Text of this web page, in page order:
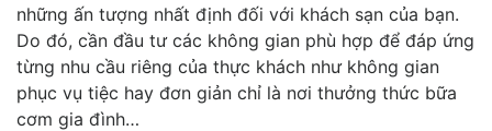
những ấn tượng nhất định đối với khách sạn của bạn.
Do đó, cần đầu tư các không gian phù hợp để đáp ứng
từng nhu cầu riêng của thực khách như không gian
phục vụ tiệc hay đơn giản chỉ là nơi thưởng thức bữa
cơm gia đình…